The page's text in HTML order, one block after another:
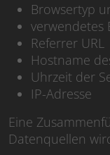
Browsertyp
verwendetes
Referrer URL
Hostname
Uhrzeit der
IP-Adresse
Eine
Datenquellen